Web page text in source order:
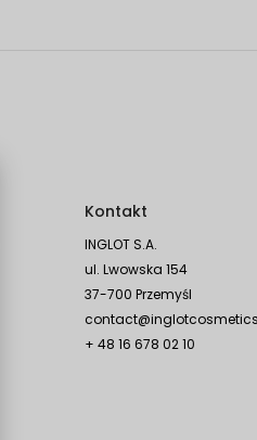
Kontakt
INGLOT S.A.
ul. Lwowska 154
37-700 Przemyśl
+ 48 16 678 02 10